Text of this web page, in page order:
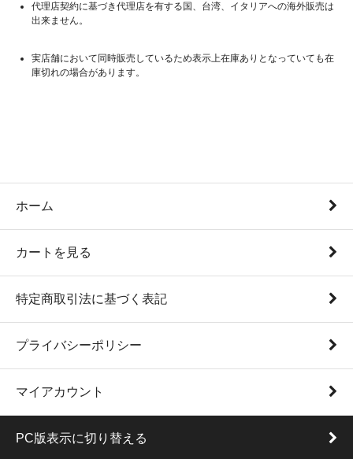
代理店契約に基づき代理店を有する国、台湾、イタリアへの海外販売は
出来ません。
実店舗において同時販売しているため表示上在庫ありとなっていても在
庫切れの場合があります。
ホーム
カートを見る
特定商取引法に基づく表記
プライバシーポリシー
マイアカウント
PC版表示に切り替える